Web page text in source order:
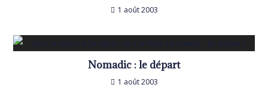
1 août 2003
Nomadic : le départ
1 août 2003